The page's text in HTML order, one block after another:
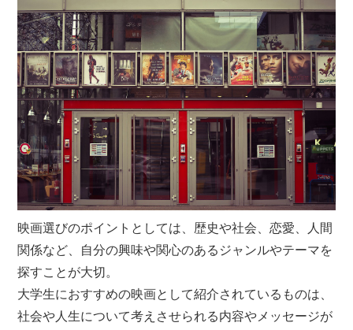
映画選びのポイントとしては、歴史や社会、恋愛、人間
関係など、自分の興味や関心のあるジャンルやテーマを
探すことが大切。
大学生におすすめの映画として紹介されているものは、
社会や人生について考えさせられる内容やメッセージが